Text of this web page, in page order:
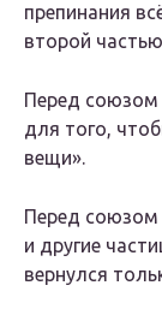
препинания
второй
Перед союзом
для того,
вещи».
Перед союзом
и другие
вернулся